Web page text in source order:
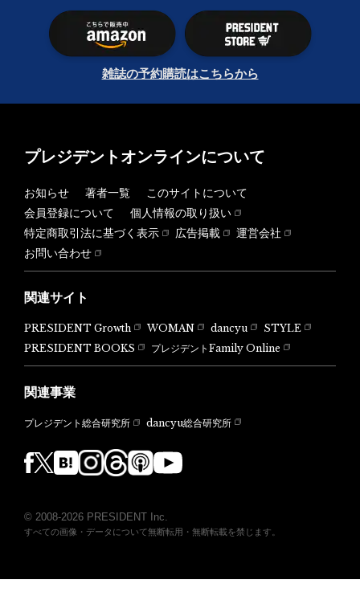
雑誌の予約購読はこちらから
プレジデントオンラインについて
お知らせ 著者一覧
このサイトについて
会員登録について
個人情報の取り扱い
特定商取引法に基づく表示
広告掲載
運営会社
お問い合わせ
関連サイト
PRESIDENT Growth WOMAN dancyu
STYLE
PRESIDENT BOOKS
プレジデントFamily Online
関連事業
プレジデント総合研究所 dancyu総合研究所
© 2008-2026 PRESIDENT Inc.
すべての画像・データについて無断転用・無断転載を禁じます。